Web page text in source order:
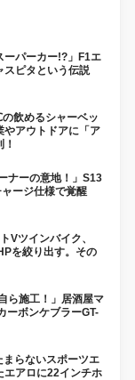
ーパーカー!?」F1エ
スピタという伝説
飲めるシャーベッ
やアウトドアに「ア
ナーの意地！」S13
ージ仕様で覚醒
Vツインバイク、
を絞り出す。その
ら施工！」居酒屋マ
ーボンケブラーGT-
らないスポーツエ
エアロに22インチホ